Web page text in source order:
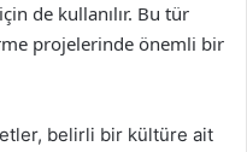
de kullanılır. Bu tür
projelerinde önemli bir
belirli bir kültüre ait